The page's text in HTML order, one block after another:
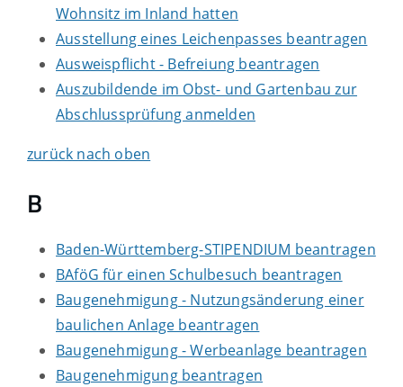
Wohnsitz im Inland hatten
Ausstellung eines Leichenpasses beantragen
Ausweispflicht - Befreiung beantragen
Auszubildende im Obst- und Gartenbau zur
Abschlussprüfung anmelden
zurück nach oben
B
Baden-Württemberg-STIPENDIUM beantragen
BAföG für einen Schulbesuch beantragen
Baugenehmigung - Nutzungsänderung einer
baulichen Anlage beantragen
Baugenehmigung - Werbeanlage beantragen
Baugenehmigung beantragen